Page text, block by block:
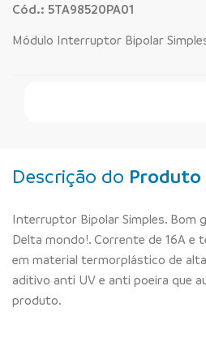
Cód.: 5TA98520PA01
Módulo Interruptor Bipolar
Descrição do Produto
Interruptor Bipolar Simples. Bom
Delta mondo!. Corrente de 16A e
em material termorplástico de
aditivo anti UV e anti poeira que
produto.